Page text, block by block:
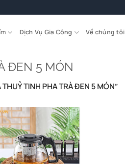
Dịch Vụ Gia Công Về chúng tôi
ĐEN 5 MÓN
TINH PHA TRÀ ĐEN 5 MÓN”